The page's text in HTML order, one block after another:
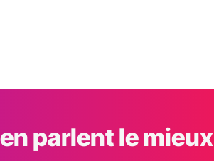
parlent le mieux